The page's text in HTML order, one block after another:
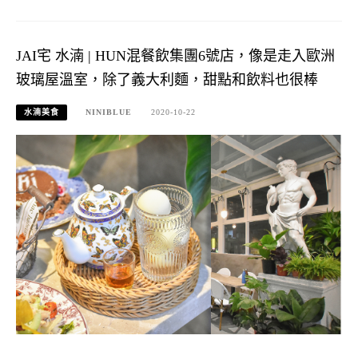
JAI宅 水湳 | HUN混餐飲集團6號店，像是走入歐洲
玻璃屋溫室，除了義大利麵，甜點和飲料也很棒
水湳美食 NINIBLUE 2020-10-22